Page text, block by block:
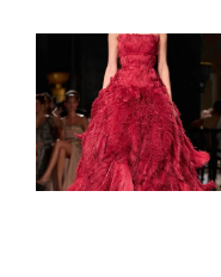
Elie Saab
Haute
Couture
Herbst/Winter
2026/27